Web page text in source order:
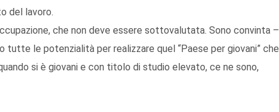
del lavoro.
che non deve essere sottovalutata. Sono convinta –
tutte le potenzialità per realizzare quel “Paese per giovani” che
si è giovani e con titolo di studio elevato, ce ne sono,